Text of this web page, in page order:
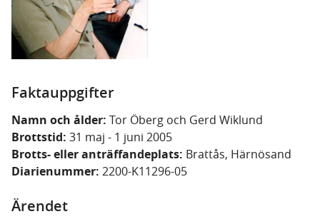
Faktauppgifter
Namn och ålder: Tor Öberg och Gerd Wiklund
Brottstid: 31 maj - 1 juni 2005
Brotts- eller anträffandeplats: Brattås, Härnösand
Diarienummer: 2200-K11296-05
Ärendet